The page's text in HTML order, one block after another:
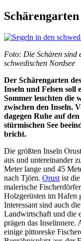
Schärengarten
Foto: Die Schären sind
schwedischen Nordsee
Der Schärengarten
Inseln und Felsen soll
Sommer leuchten die
zwischen den Inseln.
dagegen Ruhe auf
stürmischen See
bricht.
Die größten Inseln
aus und untereinander
Meter lange und 45
nach Tjörn. Orust ist
malerische
Holzgerüsten im Hafen
Interessant sind auch
Landwirtschaft und die
prägen das Inselinnere.
einige pittoreske